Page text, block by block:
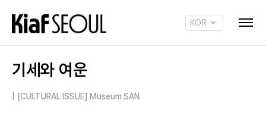
KOR
기세와 여운
[CULTURAL ISSUE] Museum SAN